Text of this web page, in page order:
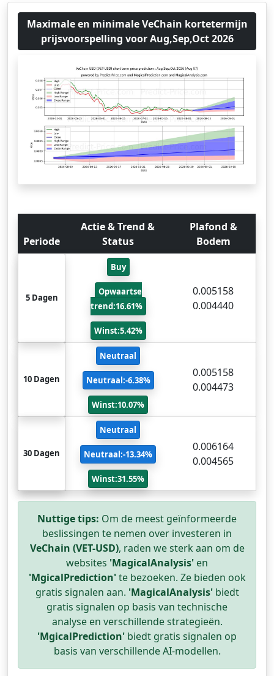
Maximale en minimale VeChain kortetermijn
prijsvoorspelling voor Aug,Sep,Oct 2026
Periode
Actie & Trend &
Status
Plafond &
Bodem
5 Dagen
Buy
Opwaartse
trend:16.61%
Winst:5.42%
0.005158
0.004440
10 Dagen
Neutraal
Neutraal:-6.38%
Winst:10.07%
0.005158
0.004473
30 Dagen
Neutraal
Neutraal:-13.34%
Winst:31.55%
0.006164
0.004565
Nuttige tips: Om de meest geïnformeerde
beslissingen te nemen over investeren in
VeChain (VET-USD), raden we sterk aan om de
websites 'MagicalAnalysis' en
'MgicalPrediction'te bezoeken. Ze bieden ook
gratis signalen aan. 'MagicalAnalysis'biedt
gratis signalen op basis van technische
analyse en verschillende strategieën.
'MgicalPrediction' biedt gratis signalen op
basis van verschillende AI-modellen.